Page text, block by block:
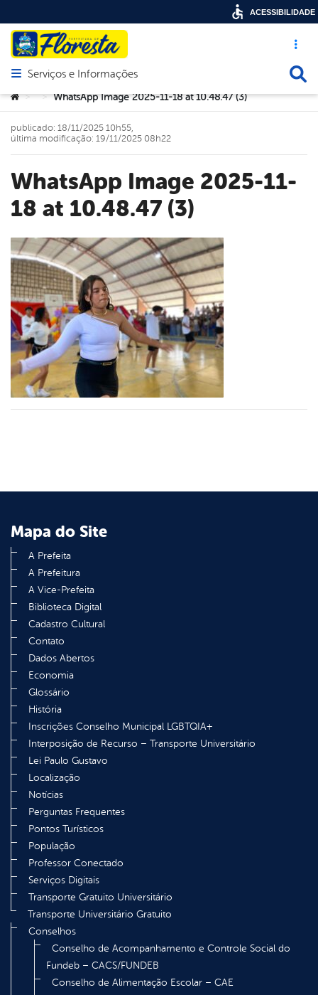
Acesso
Abrir menu principal de navegação
Serviços e Informações
Você está aqui:
> > WhatsApp Image 2025-11-18 at 10.48.47 (3)
WhatsApp Image 2025-11-
18 at 10.48.47 (3)
publicado: 18/11/2025 10h55,
última modificação: 19/11/2025 08h22
Mapa do Site
A Prefeita
A Prefeitura
A Vice-Prefeita
Biblioteca Digital
Cadastro Cultural
Contato
Dados Abertos
Economia
Glossário
História
Inscrições Conselho Municipal LGBTQIA+
Interposição de Recurso – Transporte Universitário
Lei Paulo Gustavo
Localização
Notícias
Perguntas Frequentes
Pontos Turísticos
População
Professor Conectado
Serviços Digitais
Transporte Gratuito Universitário
Transporte Universitário Gratuito
Conselhos
Conselho de Acompanhamento e Controle Social do
Fundeb – CACS/FUNDEB
Conselho de Alimentação Escolar – CAE
ACESSIBILIDADE